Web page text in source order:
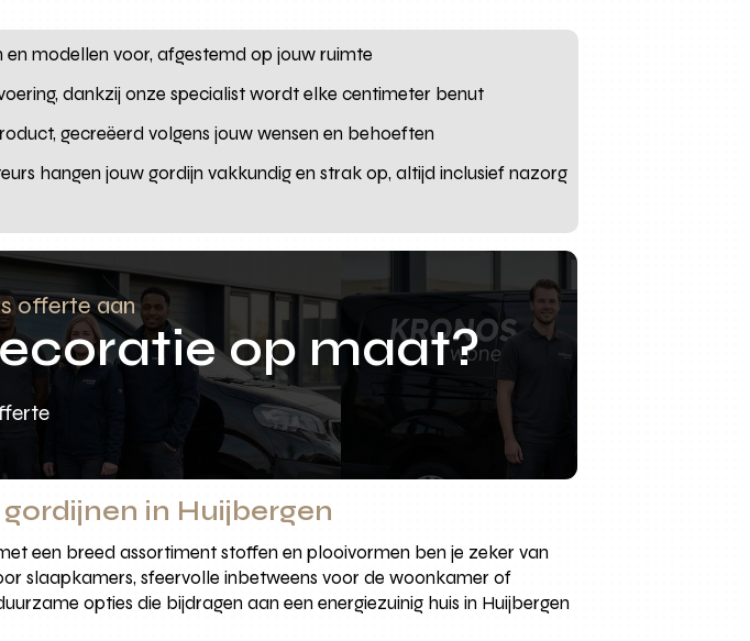
modellen voor, afgestemd op jouw ruimte
dankzij onze specialist wordt elke centimeter benut
gecreëerd volgens jouw wensen en behoeften
hangen jouw gordijn vakkundig en strak op, altijd inclusief nazorg
offerte aan
op maat?
in Huijbergen
een breed assortiment stoffen en plooivormen ben je zeker van
slaapkamers, sfeervolle inbetweens voor de woonkamer of
opties die bijdragen aan een energiezuinig huis in Huijbergen